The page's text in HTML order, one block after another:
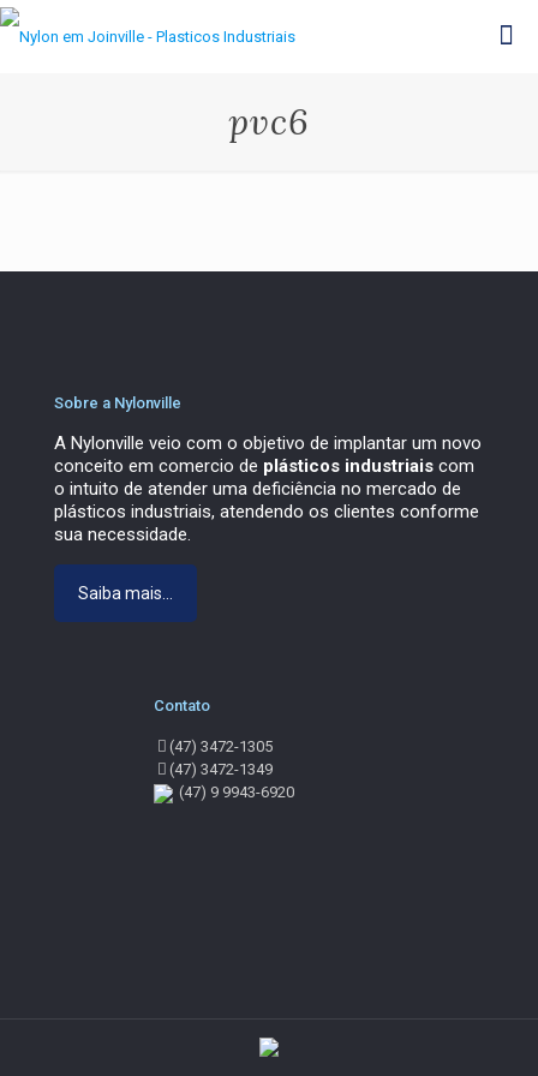
pvc6
Sobre a Nylonville
A Nylonville veio com o objetivo de implantar um novo
conceito em comercio de plásticos industriais com
o intuito de atender uma deficiência no mercado de
plásticos industriais, atendendo os clientes conforme
sua necessidade.
Saiba mais...
Contato
(47) 3472-1305
(47) 3472-1349
(47) 9 9943-6920